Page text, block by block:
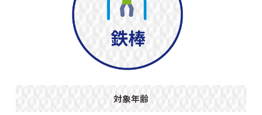
対象年齢